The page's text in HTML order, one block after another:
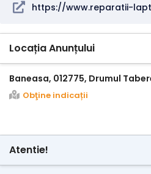
https://www.reparatii-
Locația Anunțului
Baneasa, 012775, Drumul
Obţine indicații
Atentie!